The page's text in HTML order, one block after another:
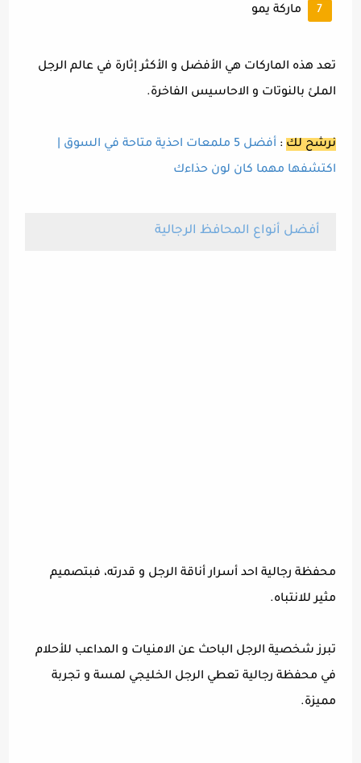
ماركة يمو
تعد هذه الماركات هي الأفضل و الأكثر إثارة في عالم الرجل
الملئ بالنوتات و الاحاسيس الفاخرة.
نرشح لك :
أفضل 5 ملمعات احذية متاحة في السوق |
اكتشفها مهما كان لون حذاءك
أفضل أنواع المحافظ الرجالية
محفظة رجالية احد أسرار أناقة الرجل و قدرته، فبتصميم
مثير للانتباه.
تبرز شخصية الرجل الباحث عن الامنيات و المداعب للأحلام
في محفظة رجالية تعطي الرجل الخليجي لمسة و تجربة
مميزة.